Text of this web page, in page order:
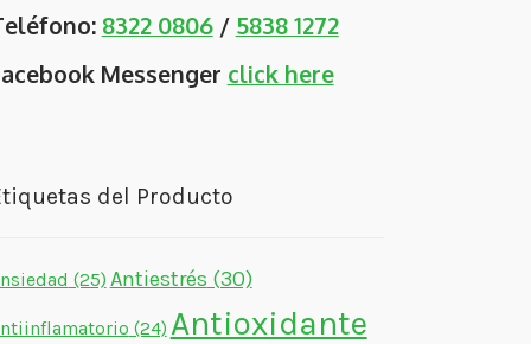
8322 0806/ 5838 1272
Messenger click here
del Producto
(25) Antiestrés (30)
(24) Antioxidante